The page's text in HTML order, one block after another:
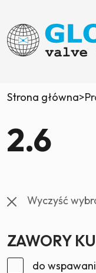
Strona główna>
2.6
Wyczyść
ZAWORY
do